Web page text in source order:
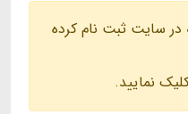
در سایت ثبت نام کرده
نمایید.